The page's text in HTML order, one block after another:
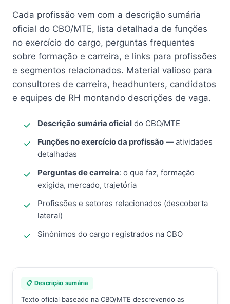
Cada profissão vem com a descrição sumária
oficial do CBO/MTE, lista detalhada de funções
no exercício do cargo, perguntas frequentes
sobre formação e carreira, e links para profissões
e segmentos relacionados. Material valioso para
consultores de carreira, headhunters, candidatos
e equipes de RH montando descrições de vaga.
Descrição sumária oficial do CBO/MTE
Funções no exercício da profissão — atividades
detalhadas
Perguntas de carreira: o que faz, formação
exigida, mercado, trajetória
Profissões e setores relacionados (descoberta
lateral)
Sinônimos do cargo registrados na CBO
📋 Descrição sumária
Texto oficial baseado na CBO/MTE descrevendo as